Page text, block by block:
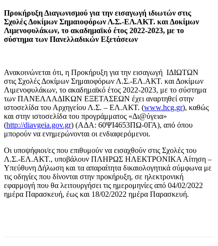
Προκήρυξη Διαγωνισμού για την εισαγωγή ιδιωτών στις
Σχολές Δοκίμων Σημαιοφόρων Λ.Σ.-ΕΛ.ΑΚΤ. και Δοκίμων
Λιμενοφυλάκων, το ακαδημαϊκό έτος 2022-2023, με το
σύστημα των Πανελλαδικών Εξετάσεων
Ανακοινώνεται ότι, η Προκήρυξη για την εισαγωγή ΙΔΙΩΤΩΝ
στις Σχολές Δοκίμων Σημαιοφόρων Λ.Σ.-ΕΛ.ΑΚΤ. και Δοκίμων
Λιμενοφυλάκων, το ακαδημαϊκό έτος 2022-2023, με το σύστημα
των ΠΑΝΕΛΛΑΔΙΚΩΝ ΕΞΕΤΑΣΕΩΝ έχει αναρτηθεί στην
ιστοσελίδα του Αρχηγείου Λ.Σ. – ΕΛ.ΑΚΤ. (www.hcg.gr), καθώς
και στην ιστοσελίδα του προγράμματος «Δι@ύγεια»
(http://diavgeia.gov.gr) (ΑΔΑ: 60ΨΙ4653ΠΩ-0ΓΑ), από όπου
μπορούν να ενημερώνονται οι ενδιαφερόμενοι.
Οι υποψήφιοι/ες που επιθυμούν να εισαχθούν στις Σχολές του
Λ.Σ.-ΕΛ.ΑΚΤ., υποβάλουν ΠΛΗΡΩΣ ΗΛΕΚΤΡΟΝΙΚΑ Αίτηση –
Υπεύθυνη Δήλωση και τα απαραίτητα δικαιολογητικά σύμφωνα με
τις οδηγίες που δίνονται στην προκήρυξη, σε ηλεκτρονική
εφαρμογή που θα λειτουργήσει τις ημερομηνίες από 04/02/2022
ημέρα Παρασκευή, έως και 18/02/2022 ημέρα Παρασκευή.